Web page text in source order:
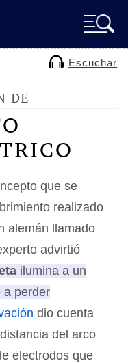
Escuchar
DE
que se
realizado
alemán llamado
advirtió
ilumina a un
a perder
dio cuenta
del arco
electrodos que